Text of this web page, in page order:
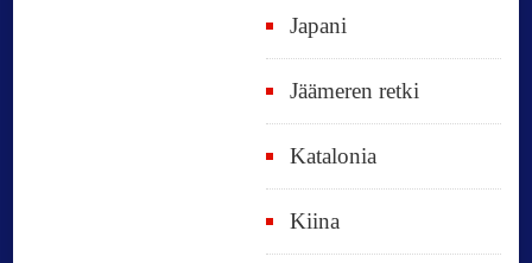
Japani
Jäämeren retki
Katalonia
Kiina